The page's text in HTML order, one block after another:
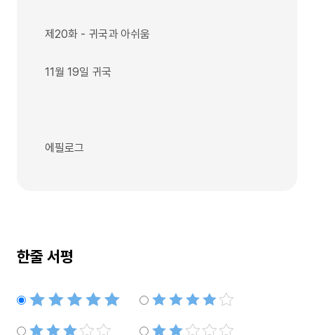
제20화 - 귀국과 아쉬움
11월 19일 귀국
에필로그
한줄 서평
별점5개 별점4개
별점3개 별점2개